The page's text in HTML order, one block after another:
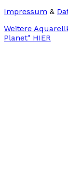
Impressum &
Weitere
Planet" HIER